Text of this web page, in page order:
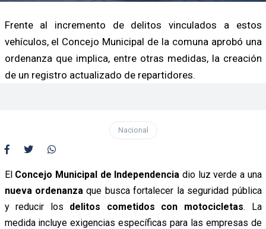
Frente al incremento de delitos vinculados a estos
vehículos, el Concejo Municipal de la comuna aprobó una
ordenanza que implica, entre otras medidas, la creación
de un registro actualizado de repartidores.
Nacional
El Concejo Municipal de Independencia dio luz verde a una
nueva ordenanza que busca fortalecer la seguridad pública
y reducir los delitos cometidos con motocicletas. La
medida incluye exigencias específicas para las empresas de